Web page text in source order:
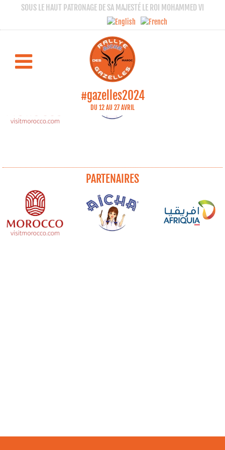
SOUS LE HAUT PATRONAGE DE SA MAJESTÉ LE ROI MOHAMMED VI
#gazelles2024
DU 12 AU 27 AVRIL
PARTENAIRES
PARTENAIRES